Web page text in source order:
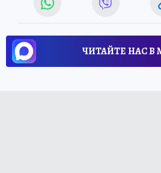
ЧИТАЙТЕ НАС В